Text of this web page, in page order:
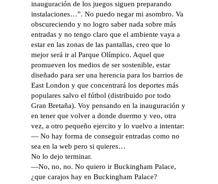
inauguración de los juegos siguen preparando
instalaciones…”. No puedo negar mi asombro. Va
obscureciendo y no logro saber nada sobre más
entradas y no tengo claro que el ambiente vaya a
estar en las zonas de las pantallas, creo que lo
mejor será ir al Parque Olímpico. Aquel que
promueven los medios de ser sostenible, estar
diseñado para ser una herencia para los barrios de
East London y que concentrará los deportes más
populares salvo el fútbol (distribuido por todo
Gran Bretaña). Voy pensando en la inauguración y
en tener que volver a donde duermo y veo, otra
vez, a otro pequeño ejercito y lo vuelvo a intentar:
— No hay forma de conseguir entradas como no
sea en la web pero si quieres…
No lo dejo terminar.
—No, no, no. No quiero ir Buckingham Palace,
¿que carajos hay en Buckingham Palace?